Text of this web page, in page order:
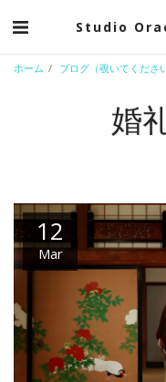
Studio
ホーム ブログ（覗いてくださ
婚
12
Mar